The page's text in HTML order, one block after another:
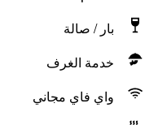
بار / صالة
خدمة الغرف
واي فاي مجاني